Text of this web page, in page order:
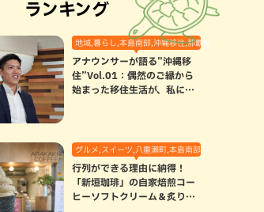
ランキング
地域,暮らし,本島南部,沖縄移住,那覇市
アナウンサーが語る”沖縄移
住”Vol.01：偶然のご縁から
始まった移住生活が、私にと
グルメ,スイーツ,八重瀬町,本島南部
行列ができる理由に納得！
「新垣珈琲」の自家焙煎コー
ヒーソフトクリーム＆炙りマ